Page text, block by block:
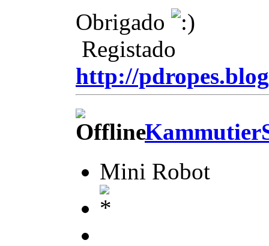
Obrigado
Registado
http://
Mini Robot